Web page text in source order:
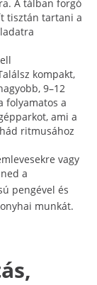
A tálban forgó
tisztán tartani a
kompakt,
9–12
folyamatos a
ami a
ritmusához
vagy
a
pengével és
munkát.